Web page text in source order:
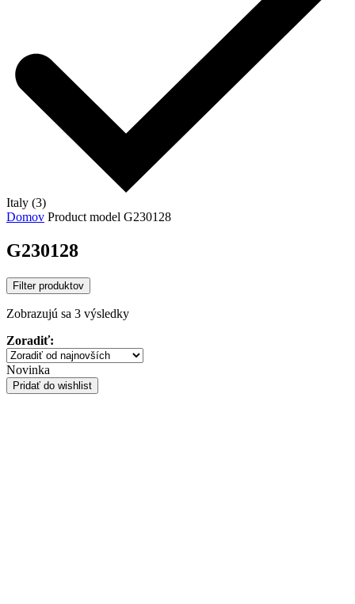
Italy (3)
Domov Product model G230128
G230128
Filter produktov
Zobrazujú sa 3 výsledkySorted
Zoradiť:
Novinka
Pridať do wishlist